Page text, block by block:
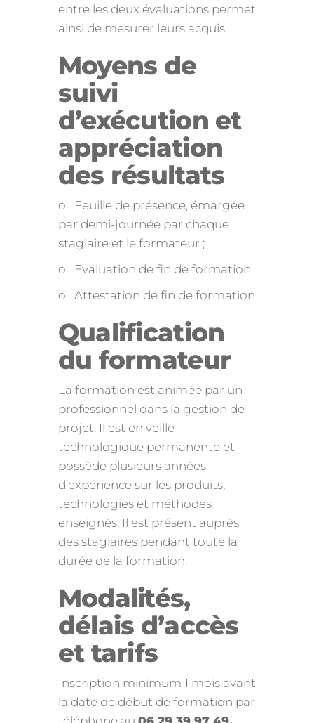
entre les deux évaluations permet
ainsi de mesurer leurs acquis.
Moyens de
suivi
d’exécution et
appréciation
des résultats
o Feuille de présence, émargée
par demi-journée par chaque
stagiaire et le formateur ;
o Evaluation de fin de formation
o Attestation de fin de formation
Qualification
du formateur
La formation est animée par un
professionnel dans la gestion de
projet. Il est en veille
technologique permanente et
possède plusieurs années
d’expérience sur les produits,
technologies et méthodes
enseignés. Il est présent auprès
des stagiaires pendant toute la
durée de la formation.
Modalités,
délais d’accès
et tarifs
Inscription minimum 1 mois avant
la date de début de formation par